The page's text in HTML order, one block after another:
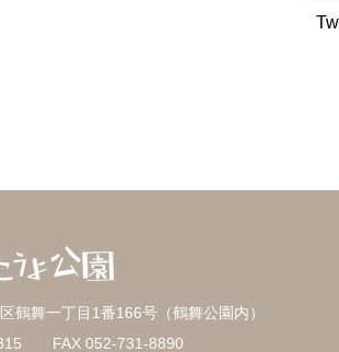
舞一丁目1番166号（鶴舞公園内）
FAX 052-731-8890